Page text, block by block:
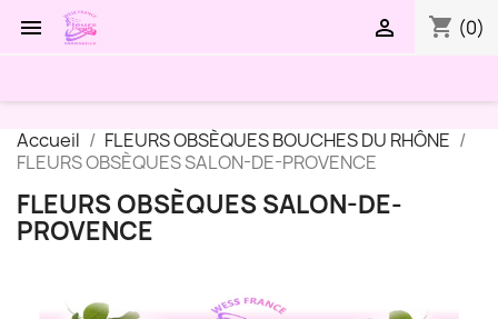
 shopping_cart (0)

Accueil
FLEURS OBSÈQUES BOUCHES DU RHÔNE
FLEURS OBSÈQUES SALON-DE-PROVENCE
FLEURS OBSÈQUES SALON-DE-
PROVENCE